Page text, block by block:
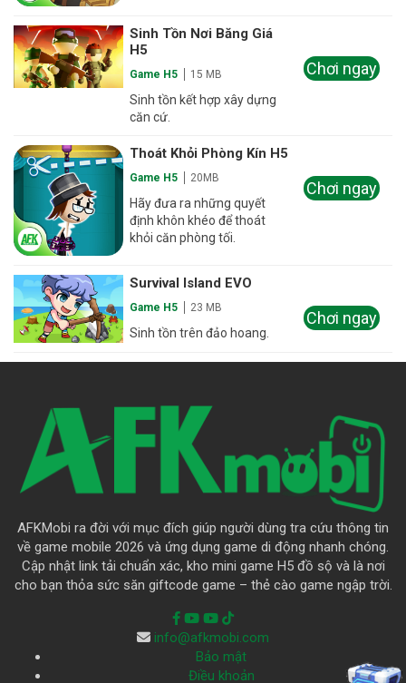
Sinh Tồn Nơi Băng Giá
H5
Game H5 15 MB
Sinh tồn kết hợp xây dựng
căn cứ.
Chơi ngay
Thoát Khỏi Phòng Kín H5
Game H5 20MB
Hãy đưa ra những quyết
định khôn khéo để thoát
khỏi căn phòng tối.
Chơi ngay
Survival Island EVO
Game H5 23 MB
Sinh tồn trên đảo hoang.
Chơi ngay
AFKMobi ra đời với mục đích giúp người dùng tra cứu thông tin
về game mobile 2026 và ứng dụng game di động nhanh chóng.
Cập nhật link tải chuẩn xác, kho mini game H5 đồ sộ và là nơi
cho bạn thỏa sức săn giftcode game – thẻ cào game ngập trời.
info@afkmobi.com
Bảo mật
Điều khoản